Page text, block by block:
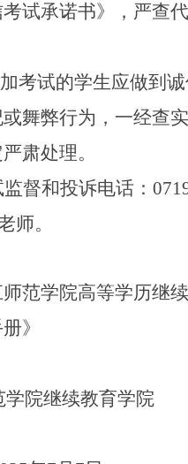
试承诺书》，严查
考试的学生应做到诚
舞弊行为，一经查
肃处理。
督和投诉电话：0
师。
范学院高等学历继
》
院继续教育学院